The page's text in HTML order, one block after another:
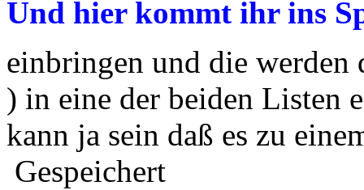
Und hier kommt ihr ins
einbringen und die
) in eine der beiden Listen
kann ja sein daß es zu
Gespeichert